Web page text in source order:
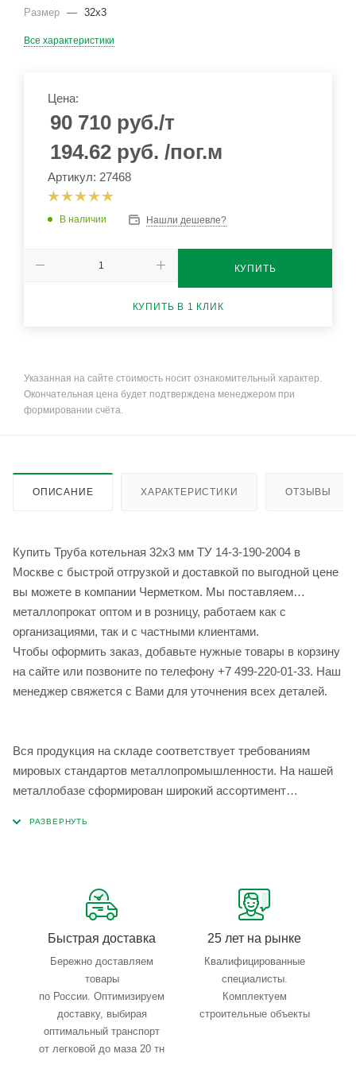
Размер — 32х3
Все характеристики
Цена:
90 710 руб./т
194.62 руб. /пог.м
Артикул: 27468
В наличии Нашли дешевле?
КУПИТЬ
КУПИТЬ В 1 КЛИК
Указанная на сайте стоимость носит ознакомительный характер.
Окончательная цена будет подтверждена менеджером при
формировании счёта.
ОПИСАНИЕ ХАРАКТЕРИСТИКИ ОТЗЫВЫ
Купить Труба котельная 32х3 мм ТУ 14-3-190-2004 в
Москве с быстрой отгрузкой и доставкой по выгодной цене
вы можете в компании Черметком. Мы поставляем
металлопрокат оптом и в розницу, работаем как с
организациями, так и с частными клиентами.
Чтобы оформить заказ, добавьте нужные товары в корзину
на сайте или позвоните по телефону +7 499-220-01-33. Наш
менеджер свяжется с Вами для уточнения всех деталей.
Вся продукция на складе соответствует требованиям
мировых стандартов металлопромышленности. На нашей
металлобазе сформирован широкий ассортимент
Быстрая доставка
Бережно доставляем
товары
по России. Оптимизируем
доставку, выбирая
оптимальный транспорт
от легковой до маза 20 тн
25 лет на рынке
Квалифицированные
специалисты.
Комплектуем
строительные объекты